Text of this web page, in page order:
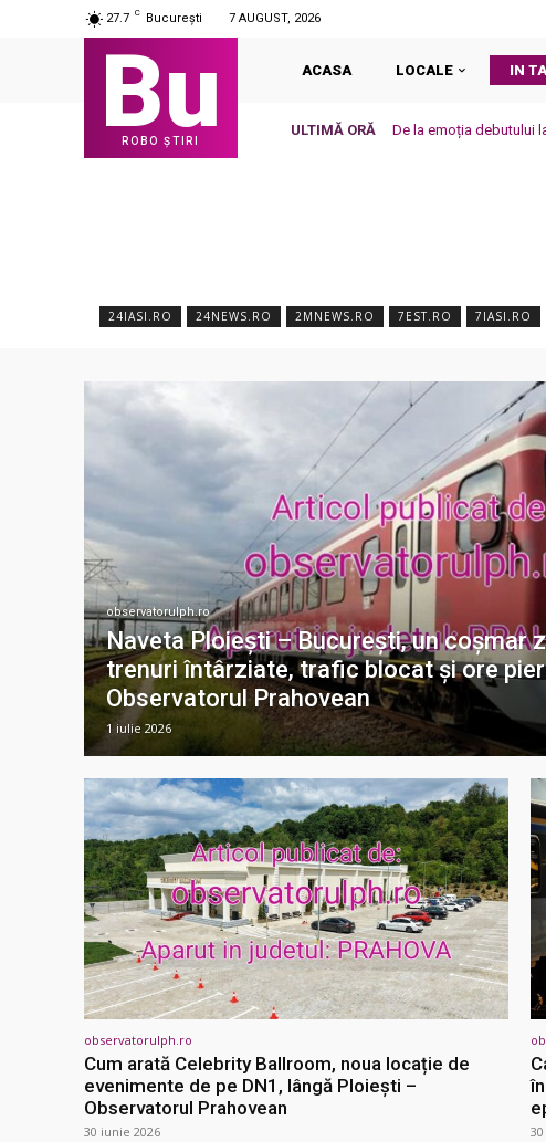
27.7 C București 7 AUGUST, 2026
Bu
ROBO ȘTIRI
ACASA LOCALE IN
ULTIMĂ ORĂ De la emoția debutului
24IASI.RO 24NEWS.RO 2MNEWS.RO 7EST.RO 7IASI.RO
observatorulph.ro
Naveta Ploiești – București, un coșmar
trenuri întârziate, trafic blocat și ore
Observatorul Prahovean
1 iulie 2026
observatorulph.ro
Cum arată Celebrity Ballroom, noua locație de
evenimente de pe DN1, lângă Ploiești –
Observatorul Prahovean
30 iunie 2026